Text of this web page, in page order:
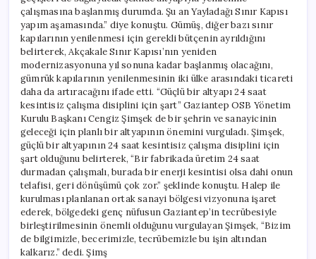
çalışmasına başlanmış durumda. Şu an Yayladağı Sınır Kapısı
yapım aşamasında.” diye konuştu. Gümüş, diğer bazı sınır
kapılarının yenilenmesi için gerekli bütçenin ayrıldığını
belirterek, Akçakale Sınır Kapısı’nın yeniden
modernizasyonuna yıl sonuna kadar başlanmış olacağını,
gümrük kapılarının yenilenmesinin iki ülke arasındaki ticareti
daha da artıracağını ifade etti. “Güçlü bir altyapı 24 saat
kesintisiz çalışma disiplini için şart” Gaziantep OSB Yönetim
Kurulu Başkanı Cengiz Şimşek de bir şehrin ve sanayicinin
geleceği için planlı bir altyapının önemini vurguladı. Şimşek,
güçlü bir altyapının 24 saat kesintisiz çalışma disiplini için
şart olduğunu belirterek, “Bir fabrikada üretim 24 saat
durmadan çalışmalı, burada bir enerji kesintisi olsa dahi onun
telafisi, geri dönüşümü çok zor.” şeklinde konuştu. Halep ile
kurulması planlanan ortak sanayi bölgesi vizyonuna işaret
ederek, bölgedeki genç nüfusun Gaziantep’in tecrübesiyle
birleştirilmesinin önemli olduğunu vurgulayan Şimşek, “Bizim
de bilgimizle, becerimizle, tecrübemizle bu işin altından
kalkarız.” dedi. Şimş